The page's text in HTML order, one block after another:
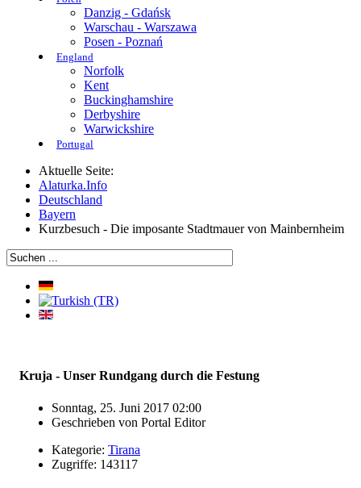
Danzig - Gdańsk
Warschau - Warszawa
Posen - Poznań
England
Norfolk
Kent
Buckinghamshire
Derbyshire
Warwickshire
Portugal
Aktuelle Seite:
Alaturka.Info
Deutschland
Bayern
Kurzbesuch - Die imposante Stadtmauer von Mainbernheim
Kruja - Unser Rundgang durch die Festung
Sonntag, 25. Juni 2017 02:00
Geschrieben von Portal Editor
Kategorie: Tirana
Zugriffe: 143117